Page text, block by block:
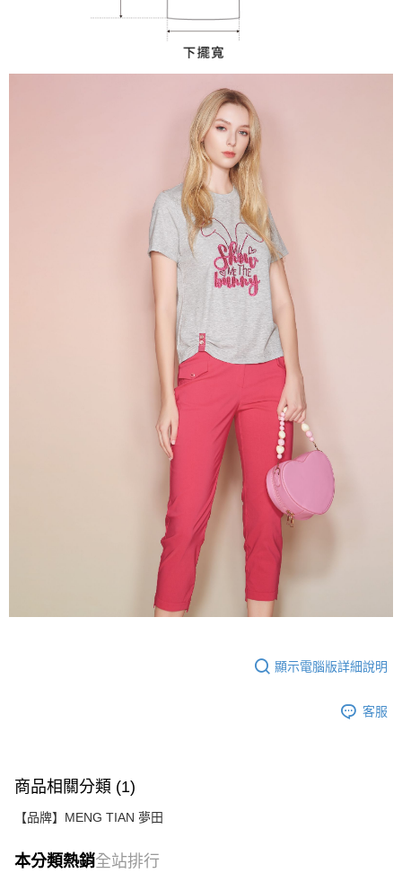
顯示電腦版詳細說明
客服
商品相關分類 (1)
【品牌】MENG TIAN 夢田
本分類熱銷全站排行